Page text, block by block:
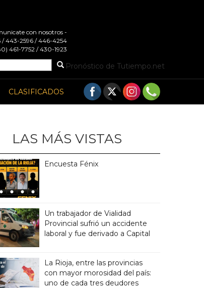
con nosotros -
/ 443-2596 / 446-4254
461-7752 / 430-1923
Pronóstico de Tutiempo.net
CLASIFICADOS
LAS MÁS VISTAS
Encuesta Fénix
Un trabajador de Vialidad
Provincial sufrió un accidente
laboral y fue derivado a Capital
La Rioja, entre las provincias
con mayor morosidad del país:
uno de cada tres deudores